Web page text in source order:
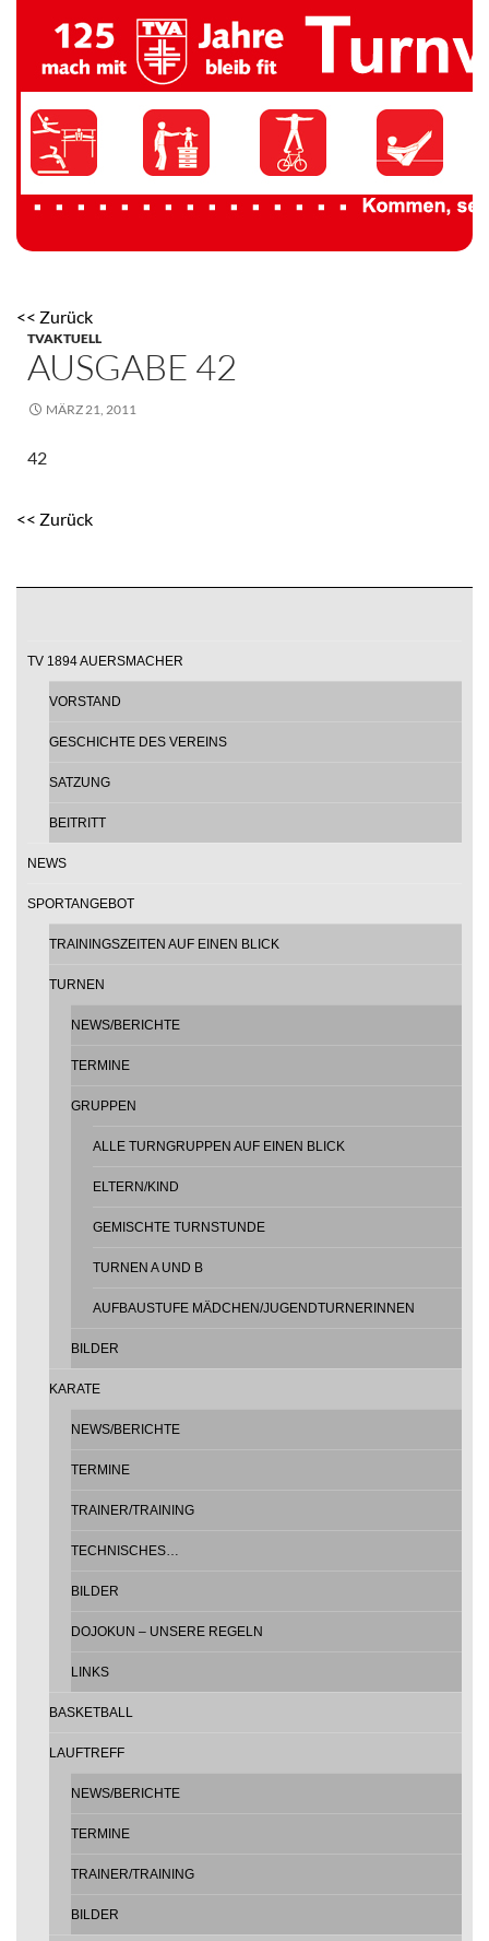
TV 1894 Auersmacher
<< Zurück
TVAKTUELL
AUSGABE 42
MÄRZ 21, 2011
42
<< Zurück
TV 1894 AUERSMACHER
VORSTAND
GESCHICHTE DES VEREINS
SATZUNG
BEITRITT
NEWS
SPORTANGEBOT
TRAININGSZEITEN AUF EINEN BLICK
TURNEN
NEWS/BERICHTE
TERMINE
GRUPPEN
ALLE TURNGRUPPEN AUF EINEN BLICK
ELTERN/KIND
GEMISCHTE TURNSTUNDE
TURNEN A UND B
AUFBAUSTUFE MÄDCHEN/JUGENDTURNERINNEN
BILDER
KARATE
NEWS/BERICHTE
TERMINE
TRAINER/TRAINING
TECHNISCHES…
BILDER
DOJOKUN – UNSERE REGELN
LINKS
BASKETBALL
LAUFTREFF
NEWS/BERICHTE
TERMINE
TRAINER/TRAINING
BILDER